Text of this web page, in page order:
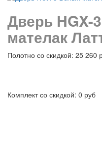
Дверь
мателак
Полотно со скидкой: 25 260
Комплект со скидкой: 0 руб